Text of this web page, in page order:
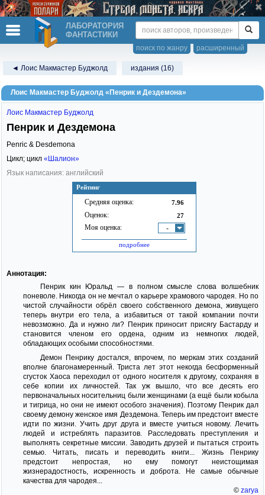
ЛАБОРАТОРИЯ
ФАНТАСТИКИ
расширенный
поиск по жанру
◄ Лоис Макмастер Буджолд издания (16)
Лоис Макмастер Буджолд «Пенрик и Дездемона»
Рейтинг
Средняя оценка: 7.96
Оценок: 27
Моя оценка: -
подробнее
Лоис Макмастер Буджолд
Пенрик и Дездемона
Penric & Desdemona
Цикл; цикл «Шалион»
Язык написания: английский
Аннотация:
Пенрик кин Юральд — в полном смысле слова волшебник
поневоле. Никогда он не мечтал о карьере храмового чародея. Но по
чистой случайности обрёл своего собственного демона, живущего
теперь внутри его тела, а избавиться от такой компании почти
невозможно. Да и нужно ли? Пенрик приносит присягу Бастарду и
становится членом его ордена, одним из немногих людей,
обладающих особыми способностями.
Демон Пенрику достался, впрочем, по меркам этих созданий
вполне благонамеренный. Триста лет этот некогда бесформенный
сгусток Хаоса переходил от одного носителя к другому, сохраняя в
себе копии их личностей. Так уж вышло, что все десять его
первоначальных носительниц были женщинами (а ещё были кобыла
и тигрица, но они не имеют особого значения). Поэтому Пенрик дал
своему демону женское имя Дездемона. Теперь им предстоит вместе
идти по жизни. Учить друг друга и вместе учиться новому. Лечить
людей и истреблять паразитов. Расследовать преступления и
выполнять секретные миссии. Заводить друзей и пытаться строить
семью. Читать, писать и переводить книги... Жизнь Пенрику
предстоит непростая, но ему помогут неистощимая
жизнерадостность, искренность и доброта. Не самые обычные
качества для чародея...
© zarya